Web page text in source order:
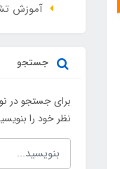
آموزش
جستجو
برای جستجو در
نظر خود را